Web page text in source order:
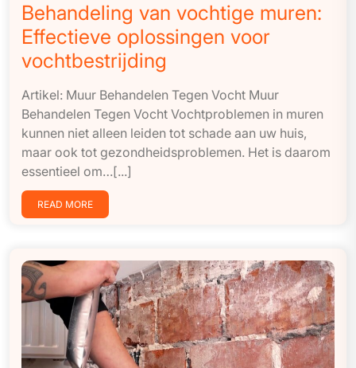
Behandeling van vochtige muren:
Effectieve oplossingen voor
vochtbestrijding
Artikel: Muur Behandelen Tegen Vocht Muur
Behandelen Tegen Vocht Vochtproblemen in muren
kunnen niet alleen leiden tot schade aan uw huis,
maar ook tot gezondheidsproblemen. Het is daarom
essentieel om…[...]
READ MORE